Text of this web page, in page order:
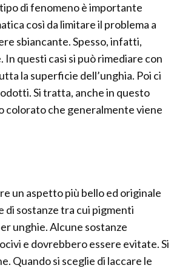
di fenomeno è importante
così da limitare il problema a
sbiancante. Spesso, infatti,
questi casi si può rimediare con
la superficie dell’unghia. Poi ci
Si tratta, anche in questo
colorato che generalmente viene
un aspetto più bello ed originale
di sostanze tra cui pigmenti
unghie. Alcune sostanze
e dovrebbero essere evitate. Si
Quando si sceglie di laccare le